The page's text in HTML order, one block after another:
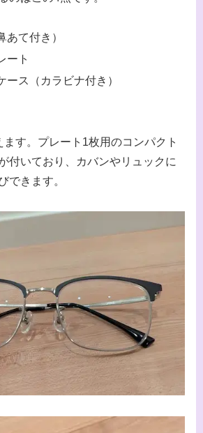
あて付き）
ート
ース（カラビナ付き）
す。プレート1枚用のコンパクト
付いており、カバンやリュックに
できます。